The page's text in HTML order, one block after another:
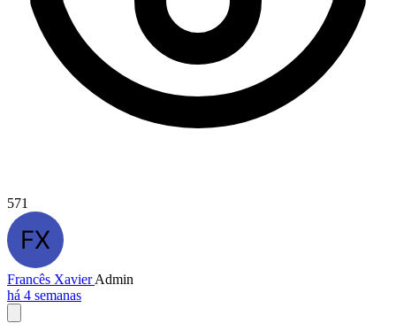
571
Francês XavierAdmin
há 4 semanas